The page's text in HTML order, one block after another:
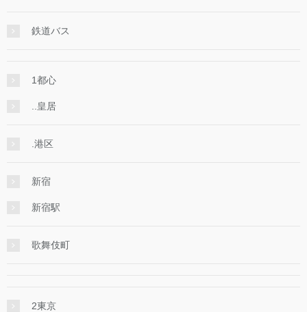
鉄道バス
1都心
..皇居
.港区
新宿
新宿駅
歌舞伎町
2東京